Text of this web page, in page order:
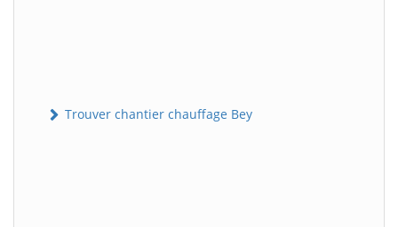
Trouver chantier chauffage Bey